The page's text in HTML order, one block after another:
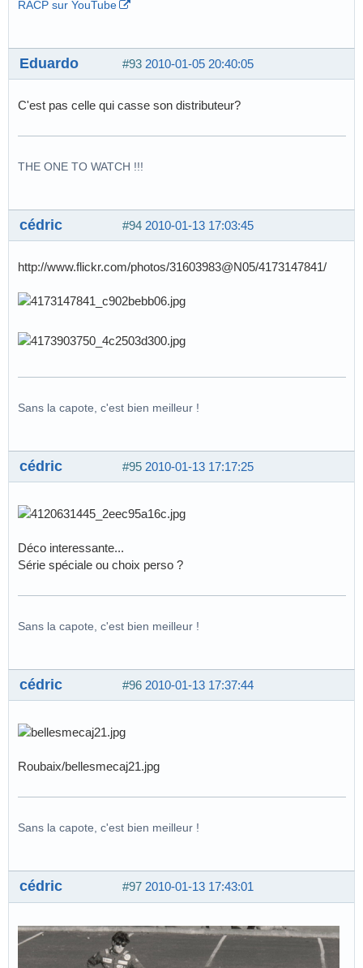
RACP sur YouTube
#93 2010-01-05 20:40:05
Eduardo
C'est pas celle qui casse son distributeur?
THE ONE TO WATCH !!!
#94 2010-01-13 17:03:45
cédric
http://www.flickr.com/photos/31603983@N05/4173147841/
Sans la capote, c'est bien meilleur !
#95 2010-01-13 17:17:25
cédric
Déco interessante...
Série spéciale ou choix perso ?
Sans la capote, c'est bien meilleur !
#96 2010-01-13 17:37:44
cédric
Roubaix/bellesmecaj21.jpg
Sans la capote, c'est bien meilleur !
#97 2010-01-13 17:43:01
cédric